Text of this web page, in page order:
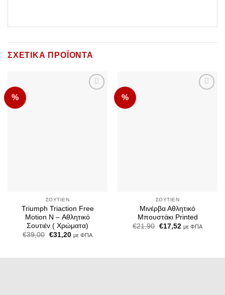
ΣΧΕΤΙΚΆ ΠΡΟΪΌΝΤΑ
%
ΣΟΥΤΙΈΝ
Triumph Triaction Free
Motion N – Αθλητικό
Σουτιέν ( Χρώματα)
€39,00 Original
€31,20Ημε ΦΠΑ
%
ΣΟΥΤΙΈΝ
Μινέρβα Αθλητικό
Μπουστάκι Printed
€21,90 Original
€17,52Ημε ΦΠΑ